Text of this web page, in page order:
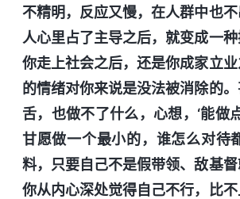
不精明，反应又慢，在人群中也
人心里占了主导之后，就变成一
你走上社会之后，还是你成家立
的情绪对你来说是没法被消除的
舌，也做不了什么，心想，‘能
甘愿做一个最小的，谁怎么对待
料，只要自己不是假带领、敌基
你从内心深处觉得自己不行，比